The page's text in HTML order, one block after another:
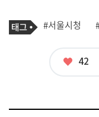
기
사
태
그
#서울시청
좋
42